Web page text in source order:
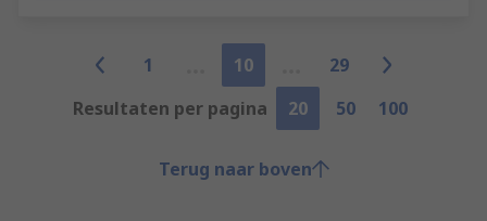
1 10
29
Resultaten per pagina
20 50 100
Terug naar boven